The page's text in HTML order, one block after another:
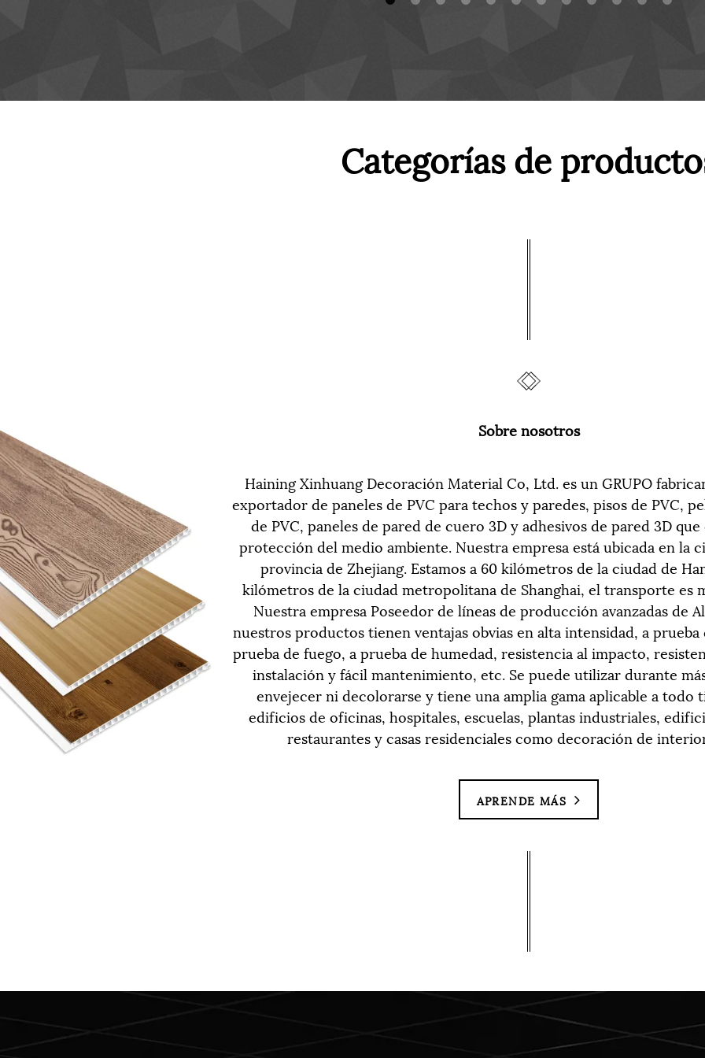
Categorías de
Sobre nosotros
Haining Xinhuang Decoración Material Co, Ltd. es un GRUPO
exportador de paneles de PVC para techos y paredes, pisos de PVC,
de PVC, paneles de pared de cuero 3D y adhesivos de pared 3D
protección del medio ambiente. Nuestra empresa está ubicada en la
provincia de Zhejiang. Estamos a 60 kilómetros de la ciudad de
kilómetros de la ciudad metropolitana de Shanghai, el transporte es
Nuestra empresa Poseedor de líneas de producción avanzadas de
nuestros productos tienen ventajas obvias en alta intensidad, a
prueba de fuego, a prueba de humedad, resistencia al impacto,
instalación y fácil mantenimiento, etc. Se puede utilizar durante
envejecer ni decolorarse y tiene una amplia gama aplicable a todo
edificios de oficinas, hospitales, escuelas, plantas industriales,
restaurantes y casas residenciales como decoración de
APRENDE MÁS